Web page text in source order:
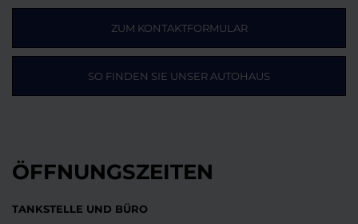
ZUM KONTAKTFORMULAR
SO FINDEN SIE UNSER AUTOHAUS
ÖFFNUNGSZEITEN
TANKSTELLE UND BÜRO